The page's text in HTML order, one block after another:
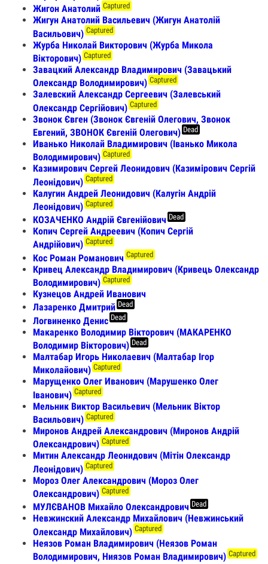
Жигон Анатолий Captured
Жигун Анатолий Васильевич (Жигун Анатолій
Васильович) Captured
Журба Николай Викторович (Журба Микола
Вікторович) Captured
Завацкий Александр Владимирович (Завацький
Олександр Володимирович) Captured
Залевский Александр Сергеевич (Залевський
Олександр Сергійович) Captured
Звонок Євген (Звонок Євгеній Олегович, Звонок
Евгений, ЗВОНОК Євгеній Олегович) Dead
Иванько Николай Владимирович (Іванько Микола
Володимирович) Captured
Казимирович Сергей Леонидович (Казимірович Сергій
Леонідович) Captured
Калугин Андрей Леонидович (Калугін Андрій
Леонідович) Captured
КОЗАЧЕНКО Андрій Євгенійович Dead
Копич Сергей Андреевич (Копич Сергій
Андрійович) Captured
Кос Роман Романович Captured
Кривец Александр Владимирович (Кривець Олександр
Володимирович) Captured
Кузнецов Андрей Иванович
Лазаренко Дмитрий Dead
Логвиненко Денис Dead
Макаренко Володимир Вікторович (МАКАРЕНКО
Володимир Вікторович) Dead
Малтабар Игорь Николаевич (Малтабар Ігор
Миколайович) Captured
Марущенко Олег Иванович (Марушенко Олег
Іванович) Captured
Мельник Виктор Васильевич (Мельник Віктор
Васильович) Captured
Миронов Андрей Александрович (Миронов Андрій
Олександрович) Captured
Митин Александр Леонидович (Мітін Олександр
Леонідович) Captured
Мороз Олег Александрович (Мороз Олег
Олександрович) Captured
МУЛЄВАНОВ Михайло Олександрович Dead
Невжинский Александр Михайлович (Невжинський
Олександр Михайлович) Captured
Неязов Роман Владимирович (Неязов Роман
Володимирович, Ниязов Роман Владимирович) Captured